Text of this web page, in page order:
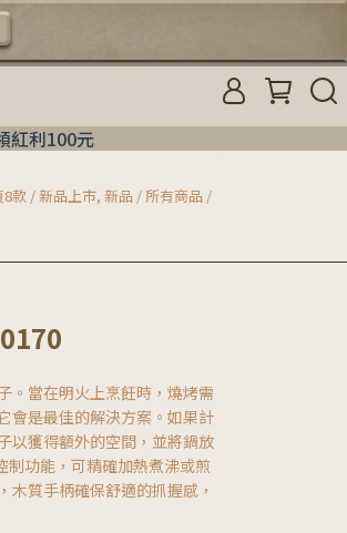
紅利100元
8款 / 新品上市, 新品 / 所有商品 /
。當在明火上烹飪時，燒烤需
會是最佳的解決方案。如果計
以獲得額外的空間，並將鍋放
制功能，可精確加熱煮沸或煎
質手柄確保舒適的抓握感，